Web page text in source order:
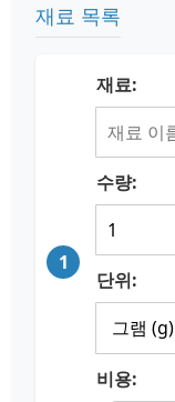
재료 목록
1
재료:
수량:
단위:
비용: